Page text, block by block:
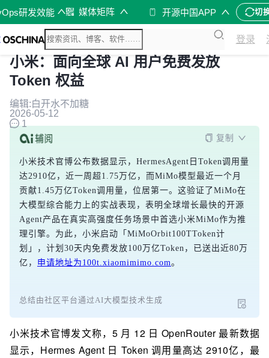
研发效能 媒体矩阵 开源中国APP 切
登录
小米：面向全球 AI 用户免费发放
Token 权益
编辑:白开水不加糖
2026-05-12
1
复制
小米技术官博公布数据显示，HermesAgent日Token调用量
达2910亿，近一周超1.75万亿，而MiMo模型最近一个月
贡献1.45万亿Token调用量，位居第一。这验证了MiMo在
大模型综合能力上的实战表现，表明全球增长最快的开源
Agent产品在真实高强度任务场景中首选小米MiMo作为推
理引擎。为此，小米启动「MiMoOrbit100TToken计
划」，计划30天内免费发放100万亿Token，已送出近80万
亿， 申请地址为100t.xiaomimimo.com。
总结由社区平台通过AI大模型技术生成
小米技术官博发文称，5 月 12 日 OpenRouter 最新数据
显示，Hermes Agent 日 Token 调用量高达 2910亿，最